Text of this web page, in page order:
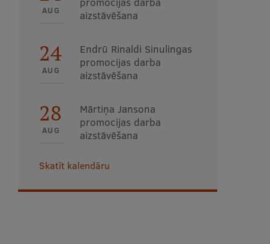
AUG
aizstāvēšana
24
AUG
Endrū Rinaldi Sinulingas
promocijas darba
aizstāvēšana
28
AUG
Mārtiņa Jansona
promocijas darba
aizstāvēšana
Skatīt kalendāru